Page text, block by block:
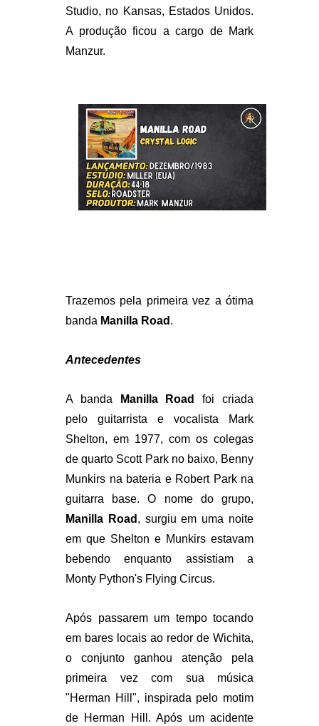
Studio, no Kansas, Estados Unidos.
A produção ficou a cargo de Mark
Manzur.
Trazemos pela primeira vez a ótima
banda Manilla Road .
Antecedentes
A banda Manilla Road
foi criada
pelo guitarrista e vocalista Mark
Shelton, em 1977, com os colegas
de quarto Scott Park no baixo, Benny
Munkirs na bateria e Robert Park na
guitarra base. O nome do grupo,
Manilla Road , surgiu em uma noite
em que Shelton e Munkirs estavam
bebendo enquanto assistiam a
Monty Python's Flying Circus.
Após passarem um tempo tocando
em bares locais ao redor de Wichita,
o conjunto ganhou atenção pela
primeira vez com sua música
"Herman Hill", inspirada pelo motim
de Herman Hill. Após um acidente